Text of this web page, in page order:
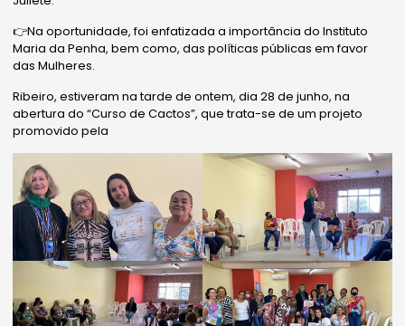
👉Na oportunidade, foi enfatizada a importância do Instituto
Maria da Penha, bem como, das políticas públicas em favor
das Mulheres.
Ribeiro, estiveram na tarde de ontem, dia 28 de junho, na
abertura do “Curso de Cactos”, que trata-se de um projeto
promovido pela